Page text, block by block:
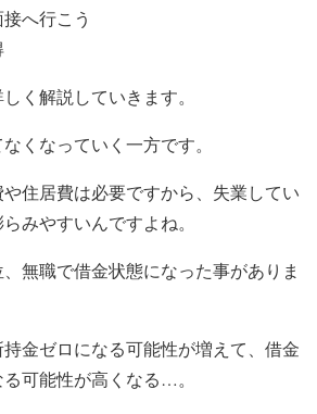
へ行こう
く解説していきます。
くなっていく一方です。
住居費は必要ですから、失業してい
みやすいんですよね。
無職で借金状態になった事がありま
金ゼロになる可能性が増えて、借金
可能性が高くなる…。